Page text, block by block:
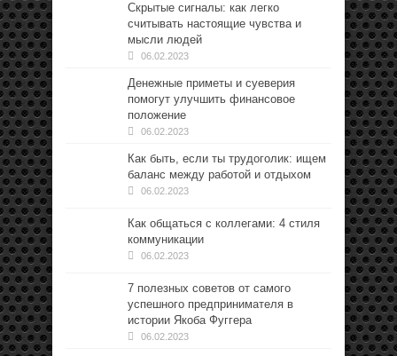
Скрытые сигналы: как легко
считывать настоящие чувства и
мысли людей
06.02.2023
Денежные приметы и суеверия
помогут улучшить финансовое
положение
06.02.2023
Как быть, если ты трудоголик: ищем
баланс между работой и отдыхом
06.02.2023
Как общаться с коллегами: 4 стиля
коммуникации
06.02.2023
7 полезных советов от самого
успешного предпринимателя в
истории Якоба Фуггера
06.02.2023